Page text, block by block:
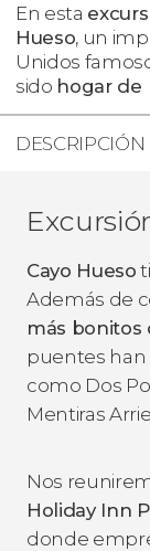
En esta
Hueso, un
Unidos
sido hogar de
DESCRIPCIÓN
Cayo Hueso
Además de
más bonitos
puentes
como Dos
Mentiras
Nos
Holiday Inn
donde